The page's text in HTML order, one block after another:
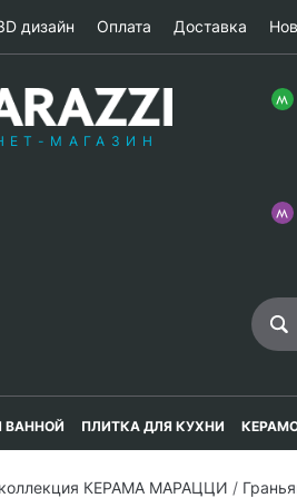
дизайн Оплата Доставка
МАГАЗИН
ВАННОЙ ПЛИТКА ДЛЯ КУХНИ
коллекция КЕРАМА МАРАЦЦИ /